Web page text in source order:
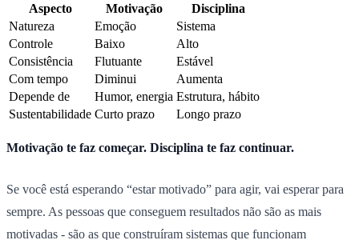
Aspecto Motivação
Disciplina
Natureza
Emoção
Sistema
Controle
Baixo
Alto
Consistência
Flutuante
Estável
Com tempo
Diminui
Aumenta
Depende de
Humor, energia Estrutura, hábito
Sustentabilidade Curto prazo Longo prazo
Motivação te faz começar. Disciplina te faz continuar.
Se você está esperando “estar motivado” para agir, vai esperar para
sempre. As pessoas que conseguem resultados não são as mais
motivadas - são as que construíram sistemas que funcionam